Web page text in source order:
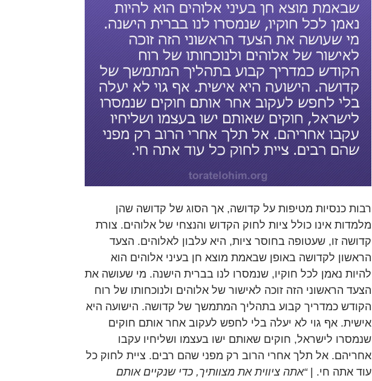
רבות כנסיות מטיפות על קדושה, אך הסוג של קדושה שהן
מלמדות אינו כולל ציות לחוק הקדוש והנצחי של אלוהים. צורת
קדושה זו, שעטופה בחוסר ציות, היא עלבון לאלוהים. הצעד
הראשון לקדושה באופן שבאמת מוצא חן בעיני אלוהים הוא
להיות נאמן לכל חוקיו, שנמסרו לנו בברית הישנה. מי שעושה את
הצעד הראשוני הזה זוכה לאישור של אלוהים ולנוכחותו של רוח
הקודש כמדריך קבוע בתהליך המתמשך של קדושה. הישועה היא
אישית. אף גוי לא יעלה בלי לחפש לעקוב אחר אותם חוקים
שנמסרו לישראל, חוקים שאותם ישו בעצמו ושליחיו עקבו
אחריהם. אל תלך אחרי הרוב רק מפני שהם רבים. ציית לחוק כל
עוד אתה חי. |“אתה ציווית את מצוותיך, כדי שנקיים אותם